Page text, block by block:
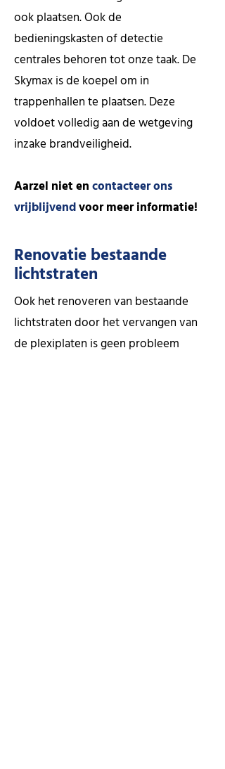
ook plaatsen. Ook de
bedieningskasten of detectie
centrales behoren tot onze taak. De
Skymax is de koepel om in
trappenhallen te plaatsen. Deze
voldoet volledig aan de wetgeving
inzake brandveiligheid.
Aarzel niet encontacteer ons
vrijblijvendvoor meer informatie!
Renovatie bestaande
lichtstraten
Ook het renoveren van bestaande
lichtstraten door het vervangen van
de plexiplaten is geen probleem